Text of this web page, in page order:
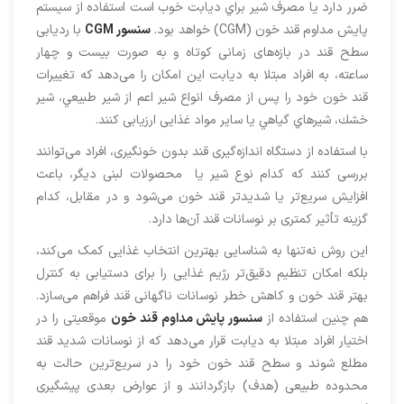
ضرر دارد يا مصرف شير براي ديابت خوب است استفاده از سیستم
پایش مداوم قند خون (CGM) خواهد بود.
سنسور CGM
با ردیابی
سطح قند در بازه‌های زمانی کوتاه و به صورت بیست و چهار
ساعته، به افراد مبتلا به دیابت این امکان را می‌دهد که تغییرات
قند خون خود را پس از مصرف انواع شیر اعم از شير طبيعي، شير
خشك، شيرهاي گياهي یا سایر مواد غذایی ارزیابی کنند.
با استفاده از دستگاه اندازه‌گیری قند بدون خونگیری، افراد می‌توانند
بررسی کنند که کدام نوع شیر یا محصولات لبنی دیگر، باعث
افزایش سریع‌تر یا شدیدتر قند خون می‌شود و در مقابل، کدام
گزینه تأثیر کمتری بر نوسانات قند آن‌ها دارد.
این روش نه‌تنها به شناسایی بهترین انتخاب غذایی کمک می‌کند،
بلکه امکان تنظیم دقیق‌تر رژیم غذایی را برای دستیابی به کنترل
بهتر قند خون و کاهش خطر نوسانات ناگهانی قند فراهم می‌سازد.
هم چنین استفاده از سنسور پایش مداوم قند خون موقعیتی را در
اختیار افراد مبتلا به دیابت قرار می‌دهد که از نوسانات شدید قند
مطلع شوند و سطح قند خون خود را در سریع‌ترین حالت به
محدوده طبیعی (هدف) بازگردانند و از عوارض بعدی پیشگیری